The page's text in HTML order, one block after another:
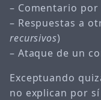
– Comentario
– Respuestas a
recursivos)
– Ataque de un
Exceptuando
no explican por